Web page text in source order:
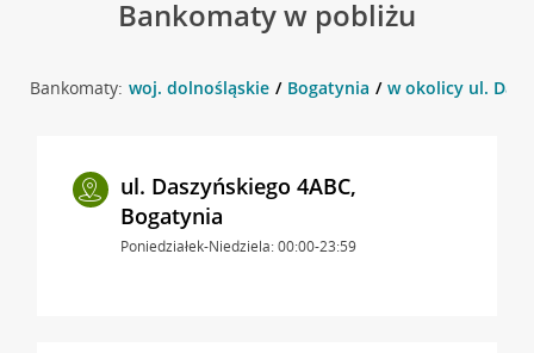
Bankomaty w pobliżu
Bankomaty: woj. dolnośląskie Bogatynia w okolicy ul.
ul. Daszyńskiego 4ABC,
Bogatynia
Poniedziałek-Niedziela: 00:00-23:59